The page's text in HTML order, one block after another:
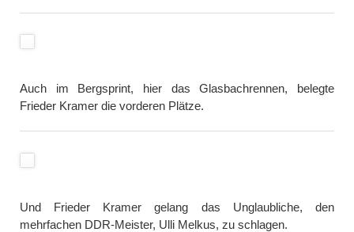
Auch im Bergsprint, hier das Glasbachrennen, belegte
Frieder Kramer die vorderen Plätze.
Und Frieder Kramer gelang das Unglaubliche, den
mehrfachen DDR-Meister, Ulli Melkus, zu schlagen.